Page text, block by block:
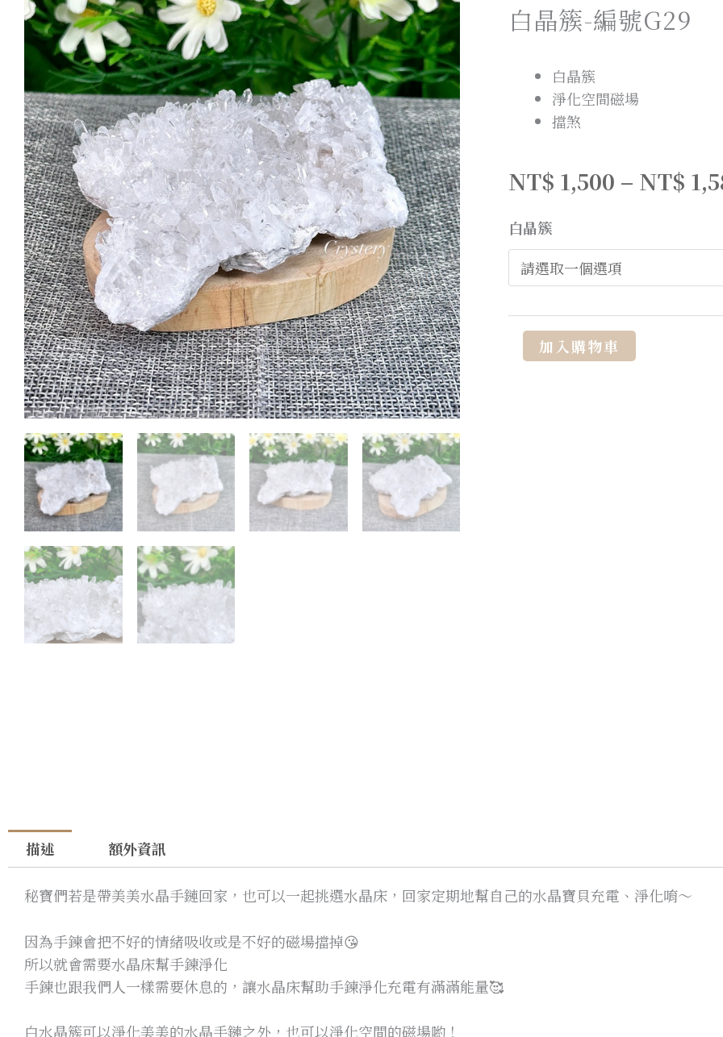
白晶簇-編號G29
白晶簇
淨化空間磁場
擋煞
NT$ 1,500 – NT$
白晶簇
加入購物車
描述 額外資訊
秘寶們若是帶美美水晶手鏈回家，也可以一起挑選水晶床，回家定期地幫自己的水晶寶貝充電、淨化唷～
因為手鍊會把不好的情緒吸收或是不好的磁場擋掉😘
所以就會需要水晶床幫手鍊淨化
手鍊也跟我們人一樣需要休息的，讓水晶床幫助手鍊淨化充電有滿滿能量🥰
白水晶簇可以淨化美美的水晶手鏈之外，也可以淨化空間的磁場喲！